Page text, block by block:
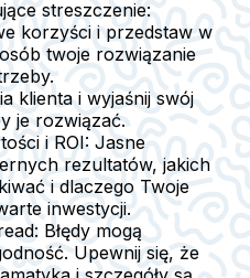
streszczenie:
korzyści i przedstaw w
twoje rozwiązanie
klienta i wyjaśnij swój
je rozwiązać.
i ROI: Jasne
rezultatów, jakich
i dlaczego Twoje
inwestycji.
Błędy mogą
Upewnij się, że